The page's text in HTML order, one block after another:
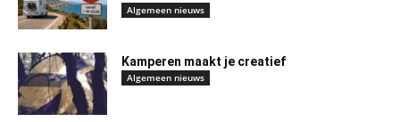
Algemeen nieuws
Kamperen maakt je creatief
Algemeen nieuws